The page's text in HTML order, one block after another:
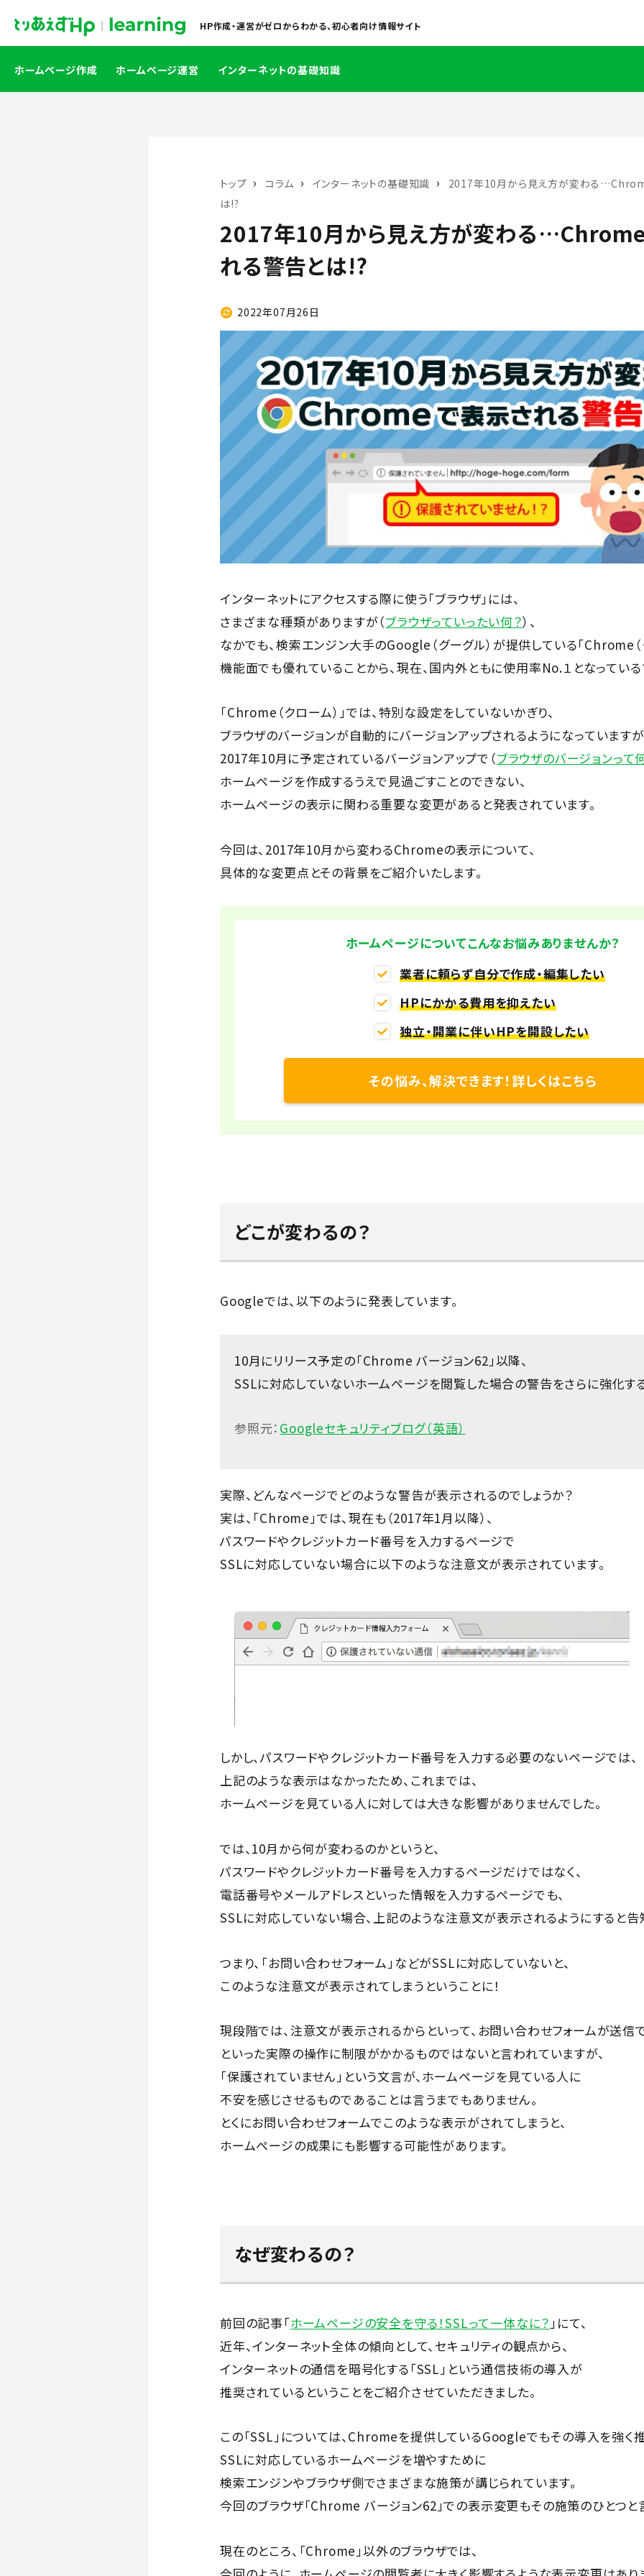
HP作成・運営がゼロからわかる、初心者向け情報サイト
ホームページ作成 ホームページ運営 インターネットの基礎知識
トップ › コラム › インターネットの基礎知識 ›
2017年10月から見え方が変わる
は!?
2017年10月から見え方が変わる
れる警告とは!?
2022年07月26日
インターネットにアクセスする際に使う「ブラウザ」には、
さまざまな種類がありますが（ブラウザっていったい何？）、
なかでも、検索エンジン大手のGoogle（グーグル）が提供している「Chrome（
機能面でも優れていることから、現在、国内外ともに使用率No.１となっている
「Chrome（クローム）」では、特別な設定をしていないかぎり、
ブラウザのバージョンが自動的にバージョンアップされるようになっていますが
2017年10月に予定されているバージョンアップで（ブラウザのバージョンって
ホームページを作成するうえで見過ごすことのできない、
ホームページの表示に関わる重要な変更があると発表されています。
今回は、2017年10月から変わるChromeの表示について、
具体的な変更点とその背景をご紹介いたします。
ホームページについてこんなお悩みありませんか？
業者に頼らず自分で作成・編集したい
HPにかかる費用を抑えたい
独立・開業に伴いHPを開設したい
その悩み、解決できます！詳しくはこちら
どこが変わるの？
Googleでは、以下のように発表しています。
10月にリリース予定の「Chrome バージョン62」以降、
SSLに対応していないホームページを閲覧した場合の警告をさらに強化す
参照元： Googleセキュリティブログ（英語）
実際、どんなページでどのような警告が表示されるのでしょうか？
実は、「Chrome」では、現在も（2017年1月以降）、
パスワードやクレジットカード番号を入力するページで
SSLに対応していない場合に以下のような注意文が表示されています。
しかし、パスワードやクレジットカード番号を入力する必要のないページでは、
上記のような表示はなかったため、これまでは、
ホームページを見ている人に対しては大きな影響がありませんでした。
では、10月から何が変わるのかというと、
パスワードやクレジットカード番号を入力するページだけではなく、
電話番号やメールアドレスといった情報を入力するページでも、
SSLに対応していない場合、上記のような注意文が表示されるようにすると告
つまり、「お問い合わせフォーム」などがSSLに対応していないと、
このような注意文が表示されてしまうということに！
現段階では、注意文が表示されるからといって、お問い合わせフォームが送信
といった実際の操作に制限がかかるものではないと言われていますが、
「保護されていません」という文言が、ホームページを見ている人に
不安を感じさせるものであることは言うまでもありません。
とくにお問い合わせフォームでこのような表示がされてしまうと、
ホームページの成果にも影響する可能性があります。
なぜ変わるの？
前回の記事「ホームページの安全を守る！SSLって一体なに？ 」にて、
近年、インターネット全体の傾向として、セキュリティの観点から、
インターネットの通信を暗号化する「SSL」という通信技術の導入が
推奨されているということをご紹介させていただきました。
この「SSL」については、Chromeを提供しているGoogleでもその導入を強く
SSLに対応しているホームページを増やすために
検索エンジンやブラウザ側でさまざまな施策が講じられています。
今回のブラウザ「Chrome バージョン62」での表示変更もその施策のひとつと
現在のところ、「Chrome」以外のブラウザでは、